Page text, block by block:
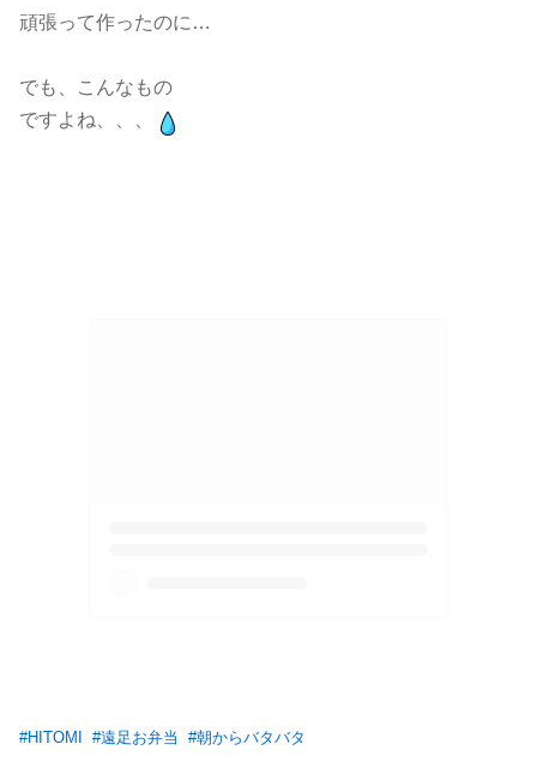
頑張って作ったのに…
でも、こんなもの
ですよね、、、
#HITOMI #遠足お弁当 #朝からバタバタ